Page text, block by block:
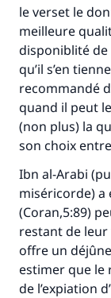
le verset le
meilleure
disponiblité
qu’il s’en
recommandé
quand il peut
(non plus) la
son choix
Ibn al-Arabi
miséricorde) a
(Coran,5:89)
restant de leur
offre un
estimer que le
de l’expiation
Le
"Celui qui
même